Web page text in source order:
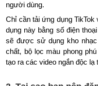
người dùng.
Chỉ cần tải ứng dụng
dụng này bằng số điện
sẽ được sử dụng kho
chất, bộ lọc màu phong
tạo ra các video ngắn độc lạ